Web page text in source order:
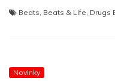
Beats Beats & Life Drugs
Novinky